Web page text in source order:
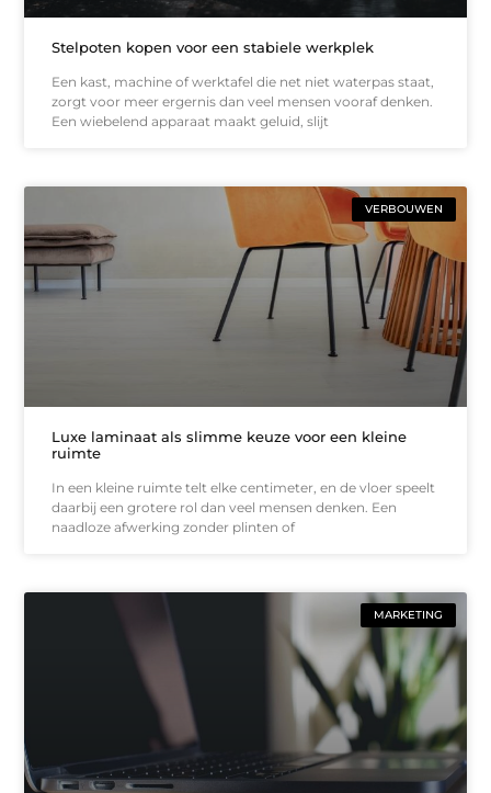
Stelpoten kopen voor een stabiele werkplek
Een kast, machine of werktafel die net niet waterpas staat,
zorgt voor meer ergernis dan veel mensen vooraf denken.
Een wiebelend apparaat maakt geluid, slijt
VERBOUWEN
Luxe laminaat als slimme keuze voor een kleine
ruimte
In een kleine ruimte telt elke centimeter, en de vloer speelt
daarbij een grotere rol dan veel mensen denken. Een
naadloze afwerking zonder plinten of
MARKETING